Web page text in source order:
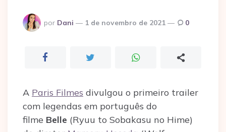
Postado
por
por Dani 1 de novembro de 2021 0
A Paris Filmes divulgou o primeiro trailer
com legendas em português do
filme Belle (Ryuu to Sobakasu no Hime)